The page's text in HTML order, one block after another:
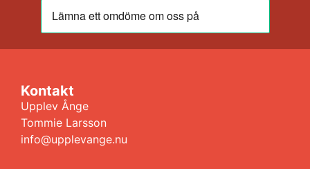
Kontakt
Upplev Ånge
Tommie Larsson
info@upplevange.nu